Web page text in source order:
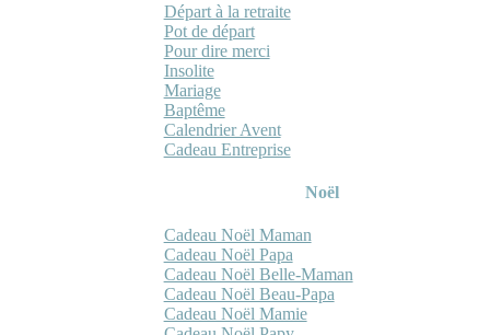
Départ à la retraite
Pot de départ
Pour dire merci
Insolite
Mariage
Baptême
Calendrier Avent
Cadeau Entreprise
Noël
Cadeau Noël Maman
Cadeau Noël Papa
Cadeau Noël Belle-Maman
Cadeau Noël Beau-Papa
Cadeau Noël Mamie